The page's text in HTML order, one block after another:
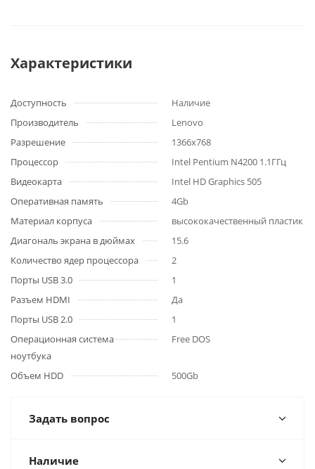
Характеристики
Доступность
Наличие
Производитель
Lenovo
Разрешение
1366x768
Процессор
Intel Pentium N4200 1.1ГГц
Видеокарта
Intel HD Graphics 505
Оперативная память
4Gb
Материал корпуса
высококачественный пластик
Диагональ экрана в дюймах
15.6
Количество ядер процессора
2
Порты USB 3.0
1
Разъем HDMI
Да
Порты USB 2.0
1
Операционная система
ноутбука
Free DOS
Объем HDD 500Gb
Задать вопрос
Наличие